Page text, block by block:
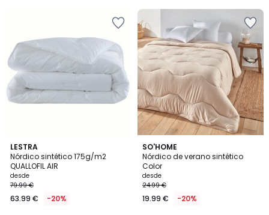
LESTRA
Nórdico sintético 175g/m2
QUALLOFIL AIR
desde
79.99 €
63.99 € -20%
4,6
/ 5
SO'HOME
Nórdico de verano sintético
Color
desde
24.99 €
19.99 € -20%
4,2
/ 5
3
Colores